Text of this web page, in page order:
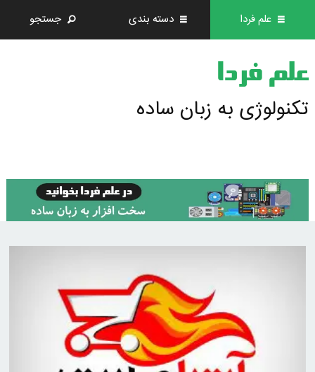
علم فردا دسته بندی جستجو
علم فردا
تکنولوژی به زبان ساده